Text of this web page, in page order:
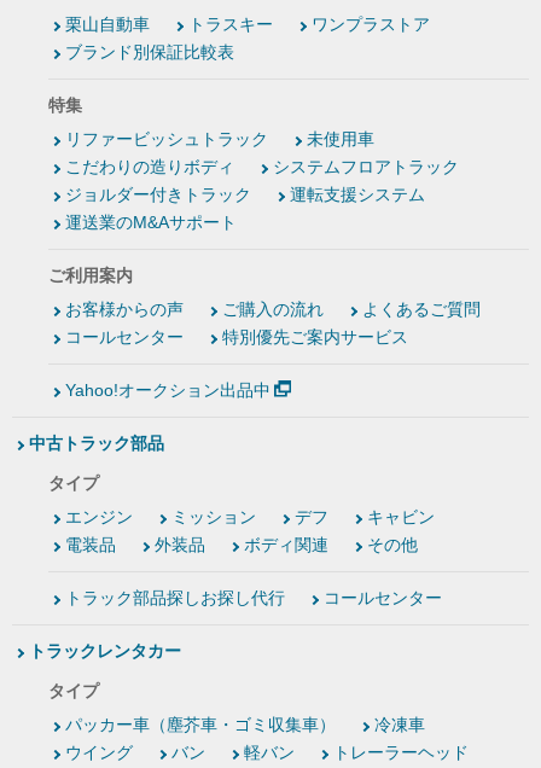
栗山自動車
トラスキー
ワンプラストア
ブランド別保証比較表
特集
リファービッシュトラック
未使用車
こだわりの造りボディ
システムフロアトラック
ジョルダー付きトラック
運転支援システム
運送業のM&Aサポート
ご利用案内
お客様からの声
ご購入の流れ
よくあるご質問
コールセンター
特別優先ご案内サービス
Yahoo!オークション出品中
中古トラック部品
タイプ
エンジン
ミッション デフ
キャビン
電装品
外装品 ボディ関連 その他
トラック部品探しお探し代行 コールセンター
トラックレンタカー
タイプ
パッカー車（塵芥車・ゴミ収集車）
冷凍車
ウイング
バン 軽バン
トレーラーヘッド